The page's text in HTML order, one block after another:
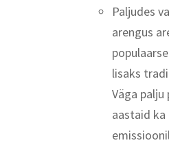
Paljudes
arengus
lisaks
Väga
aastaid